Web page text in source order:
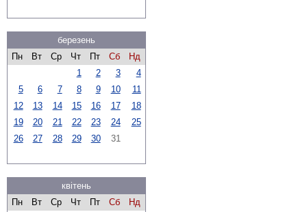
березень
Пн
Вт Ср Чт Пт Сб
Нд
1
2 3
4
5
6 7 8 9 10
11
12
13 14 15 16 17
18
19
20 21 22 23 24
25
26
27 28 29 30 31
квітень
Пн
Вт Ср Чт Пт Сб
Нд